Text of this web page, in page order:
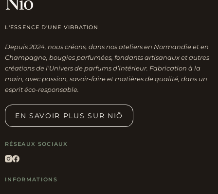
L'ESSENCE D'UNE VIBRATION
Depuis 2024, nous créons, dans nos ateliers en Normandie et en
Champagne, bougies parfumées, fondants artisanaux et autres
créations de l’Univers de parfums d’intérieur. Fabrication à la
main, avec passion, savoir-faire et matières de qualité, dans un
esprit éco-responsable.
EN SAVOIR PLUS SUR NIÕ
RÉSEAUX SOCIAUX
INFORMATIONS